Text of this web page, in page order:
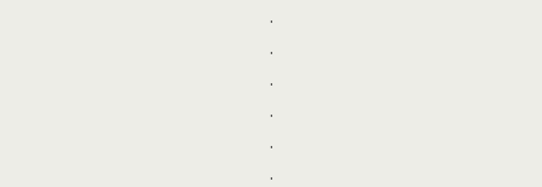
.
.
.
.
.
.